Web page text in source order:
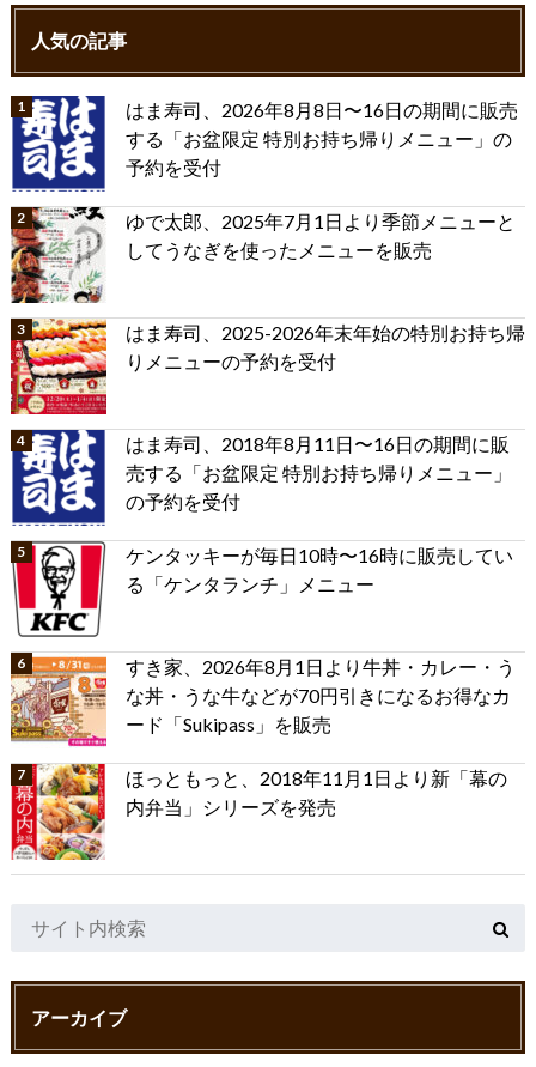
人気の記事
はま寿司、2026年8月8日〜16日の期間に販売
する「お盆限定 特別お持ち帰りメニュー」の
予約を受付
ゆで太郎、2025年7月1日より季節メニューと
してうなぎを使ったメニューを販売
はま寿司、2025-2026年末年始の特別お持ち帰
りメニューの予約を受付
はま寿司、2018年8月11日〜16日の期間に販
売する「お盆限定 特別お持ち帰りメニュー」
の予約を受付
ケンタッキーが毎日10時〜16時に販売してい
る「ケンタランチ」メニュー
すき家、2026年8月1日より牛丼・カレー・う
な丼・うな牛などが70円引きになるお得なカ
ード「Sukipass」を販売
ほっともっと、2018年11月1日より新「幕の
内弁当」シリーズを発売
アーカイブ